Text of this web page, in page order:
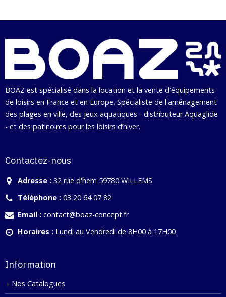
BOAZ est spécialisé dans la location et la vente d'équipements
de loisirs en France et en Europe. Spécialiste de l'aménagement
des plages en ville, des jeux aquatiques - distributeur Aquaglide
- et des patinoires pour les loisirs d’hiver.
Contactez-nous
Adresse : 32 rue d'hem 59780 WILLEMS
Téléphone : 03 20 64 07 82
Email : contact@boaz-concept.fr
Horaires : Lundi au Vendredi de 8H00 à 17H00
Information
Nos Catalogues